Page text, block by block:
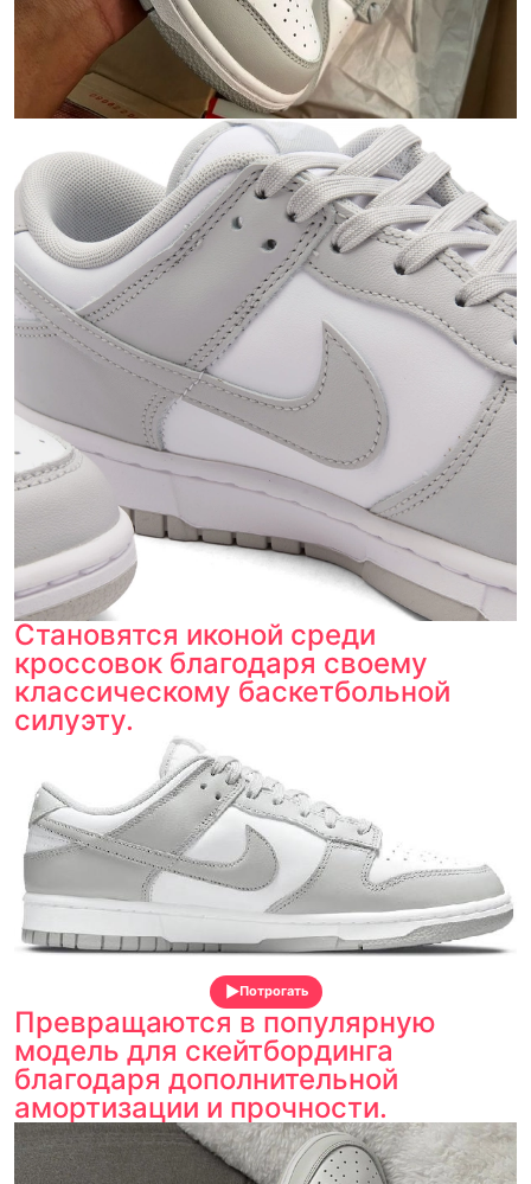
Становятся иконой среди
кроссовок благодаря своему
классическому баскетбольной
силуэту.
Потрогать
Превращаются в популярную
модель для скейтбординга
благодаря дополнительной
амортизации и прочности.